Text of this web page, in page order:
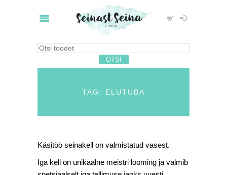
TAG: ELUTUBA
Käsitöö seinakell on valmistatud vasest.
Iga kell on unikaalne meistri looming ja valmib